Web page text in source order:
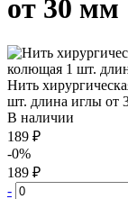
от 30 мм
Нить
шт. длина иглы от
В наличии
189 ₽
-0%
189 ₽
-